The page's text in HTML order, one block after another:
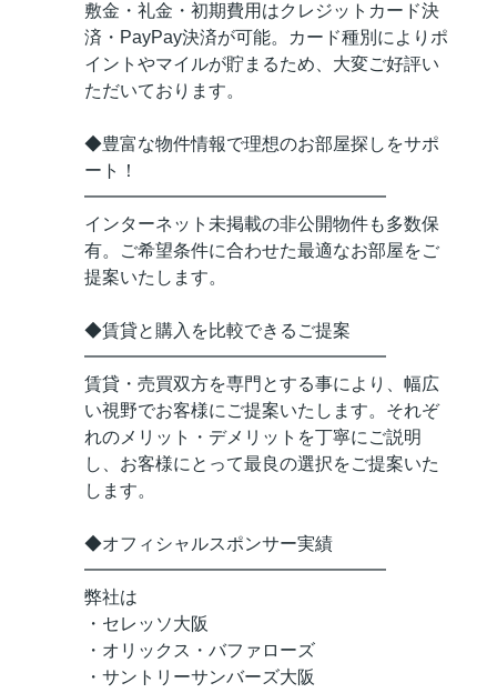
敷金・礼金・初期費用はクレジットカード決
済・PayPay決済が可能。カード種別によりポ
イントやマイルが貯まるため、大変ご好評い
ただいております。
◆豊富な物件情報で理想のお部屋探しをサポ
ート！
━━━━━━━━━━━━━━━━━
インターネット未掲載の非公開物件も多数保
有。ご希望条件に合わせた最適なお部屋をご
提案いたします。
◆賃貸と購入を比較できるご提案
━━━━━━━━━━━━━━━━━
賃貸・売買双方を専門とする事により、幅広
い視野でお客様にご提案いたします。それぞ
れのメリット・デメリットを丁寧にご説明
し、お客様にとって最良の選択をご提案いた
します。
◆オフィシャルスポンサー実績
━━━━━━━━━━━━━━━━━
弊社は
・セレッソ大阪
・オリックス・バファローズ
・サントリーサンバーズ大阪